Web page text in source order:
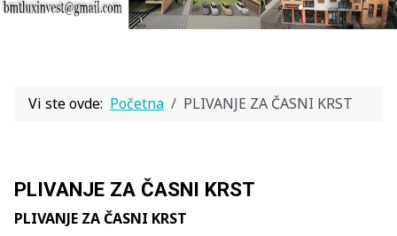
Vi ste ovde: Početna PLIVANJE ZA ČASNI KRST
PLIVANJE ZA ČASNI KRST
PLIVANJE ZA ČASNI KRST